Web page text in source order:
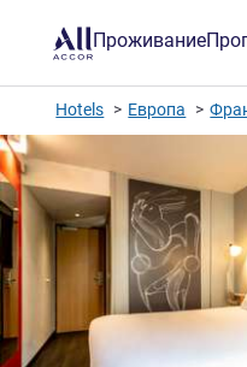
Проживание
Hotels Европа